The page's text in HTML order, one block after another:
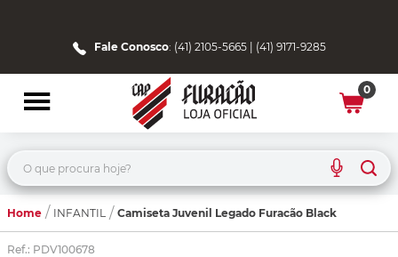
Fale Conosco: (41) 2105-5665 | (41) 9171-9285
0
O que procura hoje?
Home INFANTIL Camiseta Juvenil Legado Furacão Black
Ref.: PDV100678